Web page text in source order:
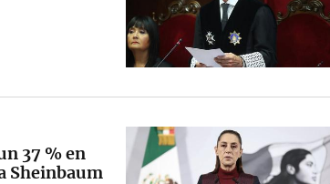
37 % en
Sheinbaum